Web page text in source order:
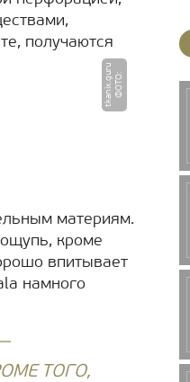
получаются
Ф
О
Т
О
:
t
k
a
ni
x.
g
u
r
u
материям.
кроме
впитывает
намного
ТОГО,